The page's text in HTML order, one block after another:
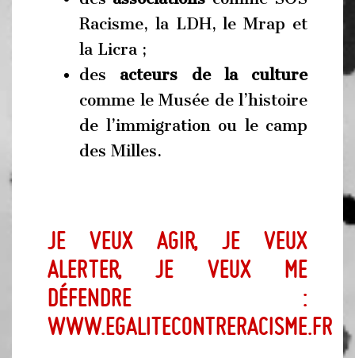
Racisme, la LDH, le Mrap et
la Licra ;
des acteurs de la culture
comme le Musée de l’histoire
de l’immigration ou le camp
des Milles.
Je veux agir, je veux
alerter, je veux me
défendre :
www.egalitecontreracisme.fr